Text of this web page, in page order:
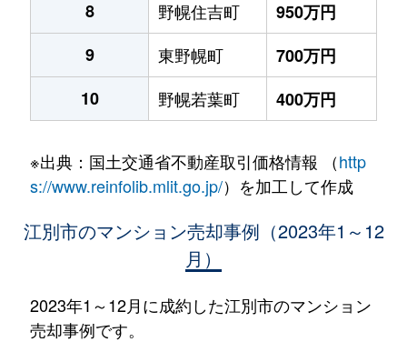
8
野幌住吉町
950万円
9
東野幌町
700万円
10
野幌若葉町 400万円
※出典：国土交通省不動産取引価格情報 （http
s://www.reinfolib.mlit.go.jp/）を加工して作成
江別市のマンション売却事例（2023年1～12
月）
2023年1～12月に成約した江別市のマンション
売却事例です。